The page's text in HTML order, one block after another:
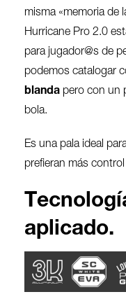
misma «memoria de
Hurricane Pro 2.0
para jugador@s de
podemos catalogar
blanda pero con un
bola.
Es una pala ideal
prefieran más
aplicado.